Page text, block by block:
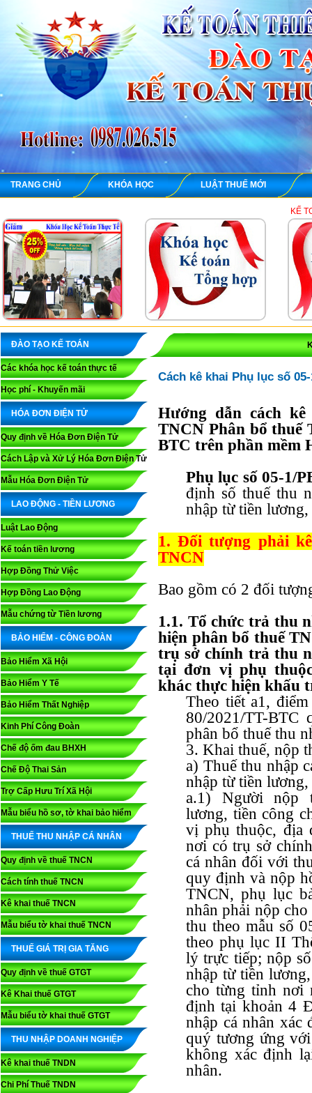
TRANG CHỦ KHÓA HỌC LUẬT THUẾ MỚI
KẾ TOÁN THIÊN
ĐÀO TẠO KẾ TOÁN
Các khóa học kế toán thực tế
Học phí - Khuyến mãi
HÓA ĐƠN ĐIỆN TỬ
Quy định về Hóa Đơn Điện Tử
Cách Lập và Xử Lý Hóa Đơn Điện Tử
Mẫu Hóa Đơn Điện Tử
LAO ĐỘNG - TIỀN LƯƠNG
Luật Lao Động
Kế toán tiền lương
Hợp Đồng Thử Việc
Hợp Đồng Lao Động
Mẫu chứng từ Tiền lương
BẢO HIỂM - CÔNG ĐOÀN
Bảo Hiểm Xã Hội
Bảo Hiểm Y Tế
Bảo Hiểm Thất Nghiệp
Kinh Phí Công Đoàn
Chế độ ốm đau BHXH
Chế Độ Thai Sản
Trợ Cấp Hưu Trí Xã Hội
Mẫu biểu hồ sơ, tờ khai bảo hiểm
THUẾ THU NHẬP CÁ NHÂN
Quy định về thuế TNCN
Cách tính thuế TNCN
Kê khai thuế TNCN
Mẫu biểu tờ khai thuế TNCN
THUẾ GIÁ TRỊ GIA TĂNG
Quy định về thuế GTGT
Kê Khai thuế GTGT
Mẫu biểu tờ khai thuế GTGT
THU NHẬP DOANH NGHIỆP
Kê khai thuế TNDN
Chi Phí Thuế TNDN
Cách kê khai Phụ lục số
Hướng dẫn cách
TNCN Phân bổ thuế
BTC trên phần mềm
Phụ lục số 05-1/
định số thuế thu
nhập từ tiền
1. Đối tượng phải
TNCN
Bao gồm có 2 đối
1.1. Tổ chức trả thu
hiện phân bổ thuế
trụ sở chính trả thu
tại đơn vị phụ
khác thực hiện khấu
Theo tiết a1,
80/2021/TT-
phân bổ thuế thu
3. Khai thuế, nộp
a) Thuế thu nhập
nhập từ tiền
a.1) Người nộp
lương, tiền công
vị phụ thuộc, địa
nơi có trụ sở
cá nhân đối với
quy định và nộp
TNCN, phụ lục
nhân phải nộp
thu theo mẫu số
theo phụ lục II
lý trực tiếp; nộp
nhập từ tiền
cho từng tỉnh nơi
định tại khoản 4
nhập cá nhân xác
quý tương ứng
không xác định
nhân.